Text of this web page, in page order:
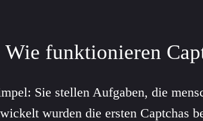
funktionieren
Sie stellen Aufgaben, die
wurden die ersten Captchas